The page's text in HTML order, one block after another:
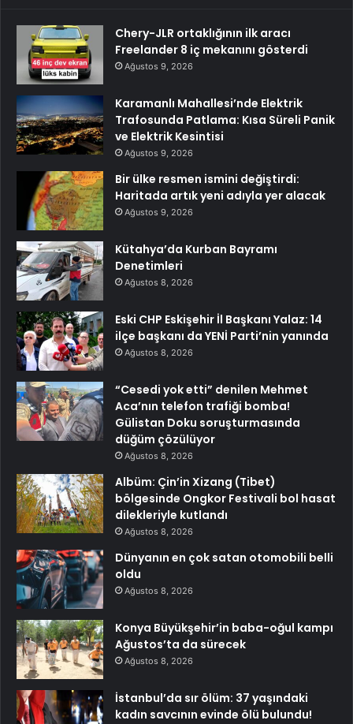
Chery-JLR ortaklığının ilk aracı
Freelander 8 iç mekanını gösterdi
Ağustos 9, 2026
Karamanlı Mahallesi’nde Elektrik
Trafosunda Patlama: Kısa Süreli Panik
ve Elektrik Kesintisi
Ağustos 9, 2026
Bir ülke resmen ismini değiştirdi:
Haritada artık yeni adıyla yer alacak
Ağustos 9, 2026
Kütahya’da Kurban Bayramı
Denetimleri
Ağustos 8, 2026
Eski CHP Eskişehir İl Başkanı Yalaz: 14
ilçe başkanı da YENİ Parti’nin yanında
Ağustos 8, 2026
“Cesedi yok etti” denilen Mehmet
Aca’nın telefon trafiği bomba!
Gülistan Doku soruşturmasında
düğüm çözülüyor
Ağustos 8, 2026
Albüm: Çin’in Xizang (Tibet)
bölgesinde Ongkor Festivali bol hasat
dilekleriyle kutlandı
Ağustos 8, 2026
Dünyanın en çok satan otomobili belli
oldu
Ağustos 8, 2026
Konya Büyükşehir’in baba-oğul kampı
Ağustos’ta da sürecek
Ağustos 8, 2026
İstanbul’da sır ölüm: 37 yaşındaki
kadın savcının evinde ölü bulundu!